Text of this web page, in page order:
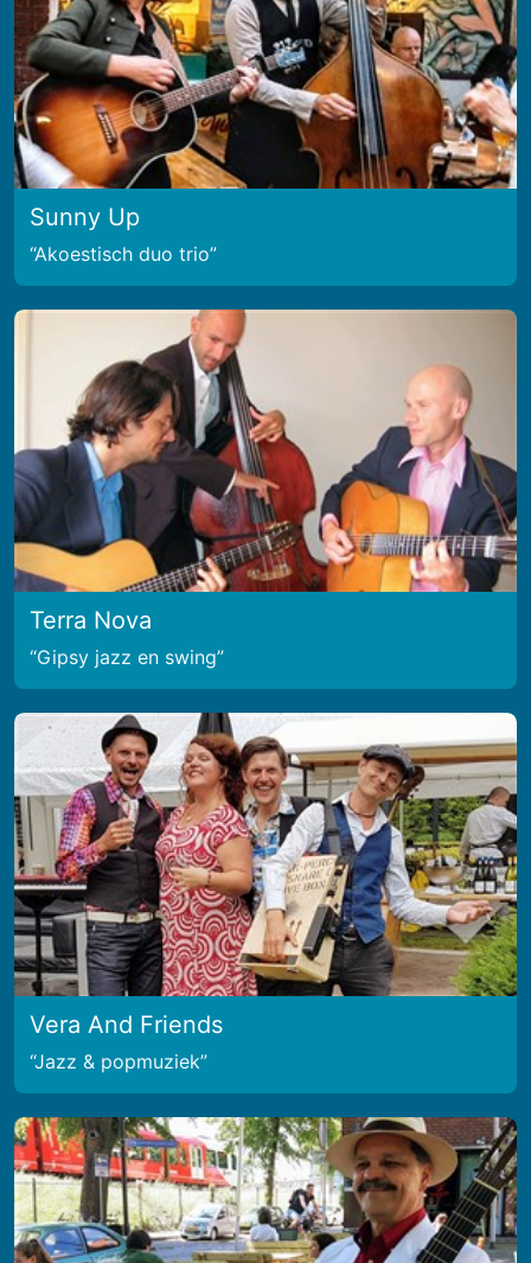
Sunny Up
Akoestisch duo trio
Terra Nova
Gipsy jazz en swing
Vera And Friends
Jazz & popmuziek